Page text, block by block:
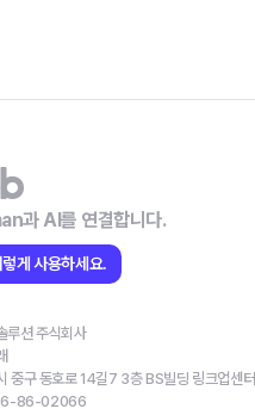
과 AI를 연결합니다.
게 사용하세요.
루션 주식회사
중구 동호로 14길7 3층 BS빌딩 링크업센터
86-02066